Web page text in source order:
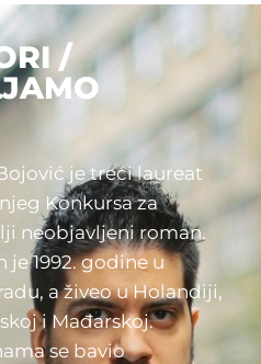
/
je treći laureat
Konkursa za
neobjavljeni roman.
je 1992. godine u
a živeo u Holandiji,
i Mađarskoj.
se bavio